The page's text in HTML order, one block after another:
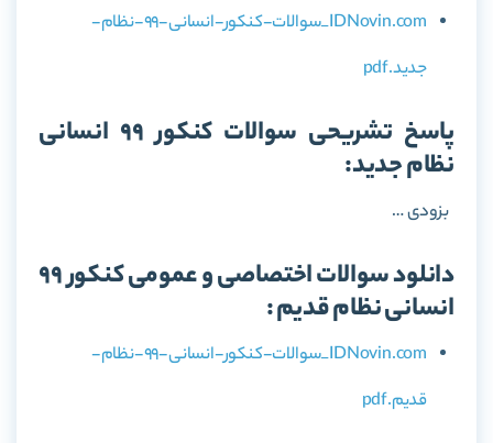
IDNovin.com_سوالات-کنکور-انسانی-99-نظام-
جدید.pdf
پاسخ تشریحی سوالات کنکور 99 انسانی
نظام جدید:
بزودی …
دانلود سوالات اختصاصی و عمومی کنکور 99
انسانی نظام قدیم :
IDNovin.com_سوالات-کنکور-انسانی-99-نظام-
قدیم.pdf